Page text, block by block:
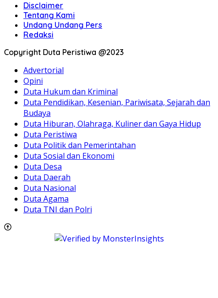
Disclaimer
Tentang Kami
Undang Undang Pers
Redaksi
Copyright Duta Peristiwa @2023
Advertorial
Opini
Duta Hukum dan Kriminal
Duta Pendidikan, Kesenian, Pariwisata, Sejarah dan
Budaya
Duta Hiburan, Olahraga, Kuliner dan Gaya Hidup
Duta Peristiwa
Duta Politik dan Pemerintahan
Duta Sosial dan Ekonomi
Duta Desa
Duta Daerah
Duta Nasional
Duta Agama
Duta TNI dan Polri